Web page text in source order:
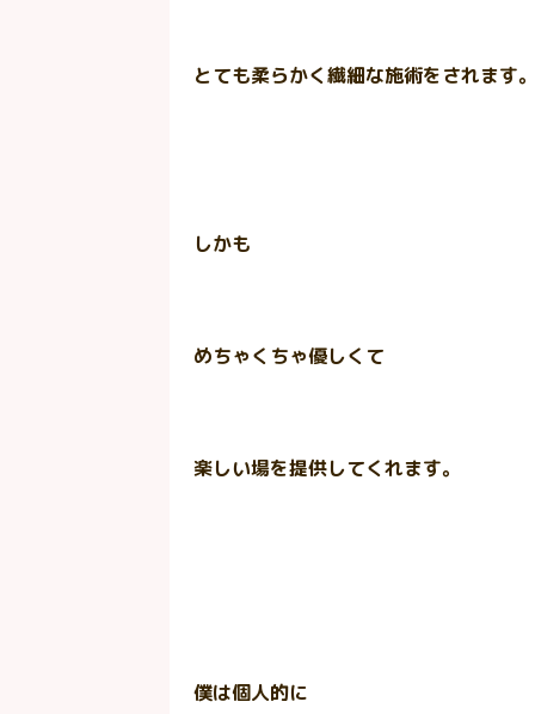
とても柔らかく繊細な施術をされます
しかも
めちゃくちゃ優しくて
楽しい場を提供してくれます。
僕は個人的に